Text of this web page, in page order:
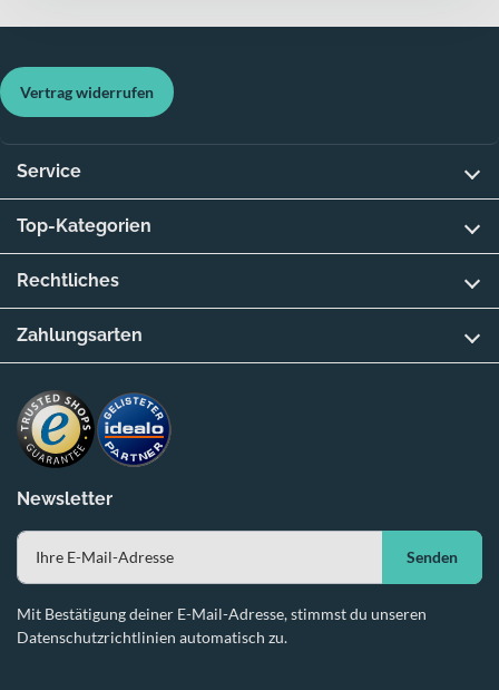
Newsletter
Senden
Mit Bestätigung deiner E-Mail-Adresse, stimmst du unseren
Datenschutzrichtlinien automatisch zu.
Vertrag widerrufen
Service
Top-Kategorien
Rechtliches
Zahlungsarten